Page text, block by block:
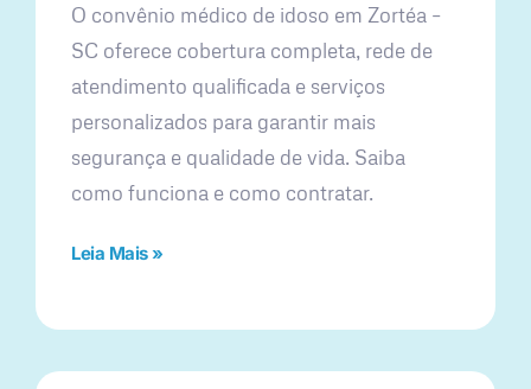
O convênio médico de idoso em Zortéa –
SC oferece cobertura completa, rede de
atendimento qualificada e serviços
personalizados para garantir mais
segurança e qualidade de vida. Saiba
como funciona e como contratar.
Leia Mais »